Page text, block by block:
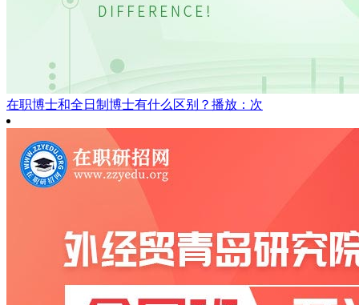
在职博士和全日制博士有什么区别？ 播放：次